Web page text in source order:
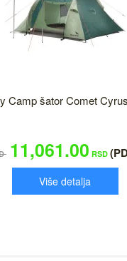
Camp šator Comet
11,061.00 RSD
Više detalja